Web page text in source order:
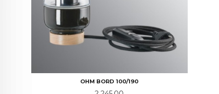
OHM BORD 100/190